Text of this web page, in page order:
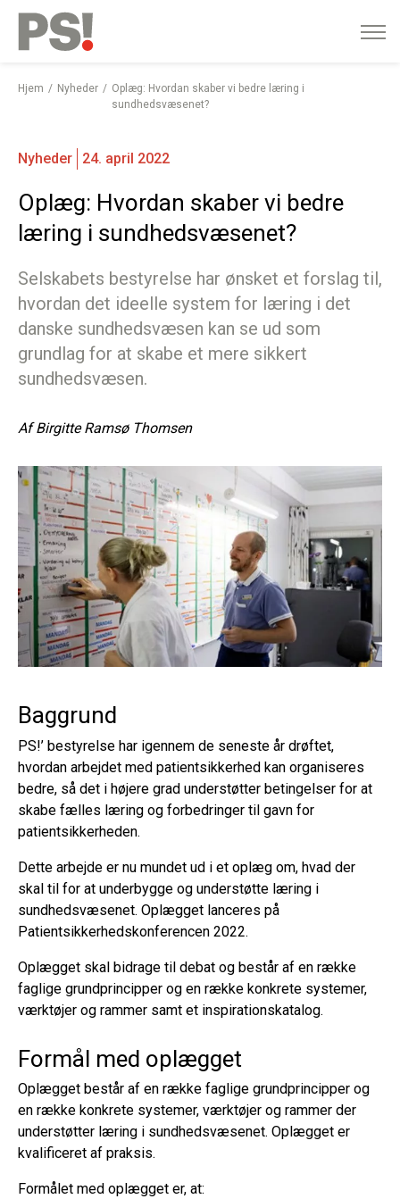
Gå
til
English
Hjem Nyheder
Oplæg: Hvordan skaber vi bedre læring i
sundhedsvæsenet?
Nyheder 24. april 2022
Oplæg: Hvordan skaber vi bedre
læring i sundhedsvæsenet?
Selskabets bestyrelse har ønsket et forslag til,
hvordan det ideelle system for læring i det
danske sundhedsvæsen kan se ud som
grundlag for at skabe et mere sikkert
sundhedsvæsen.
Af Birgitte Ramsø Thomsen
Baggrund
PS!’ bestyrelse har igennem de seneste år drøftet,
hvordan arbejdet med patientsikkerhed kan organiseres
bedre, så det i højere grad understøtter betingelser for at
skabe fælles læring og forbedringer til gavn for
patientsikkerheden.
Dette arbejde er nu mundet ud i et oplæg om, hvad der
skal til for at underbygge og understøtte læring i
sundhedsvæsenet. Oplægget lanceres på
Patientsikkerhedskonferencen 2022.
Oplægget skal bidrage til debat og består af en række
faglige grundprincipper og en række konkrete systemer,
værktøjer og rammer samt et inspirationskatalog.
Formål med oplægget
Oplægget består af en række faglige grundprincipper og
en række konkrete systemer, værktøjer og rammer der
understøtter læring i sundhedsvæsenet. Oplægget er
kvalificeret af praksis.
Formålet med oplægget er, at: